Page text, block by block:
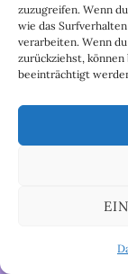
zuzugreifen. Wenn
wie das
verarbeiten. Wenn
zurückziehst,
beeinträchtigt